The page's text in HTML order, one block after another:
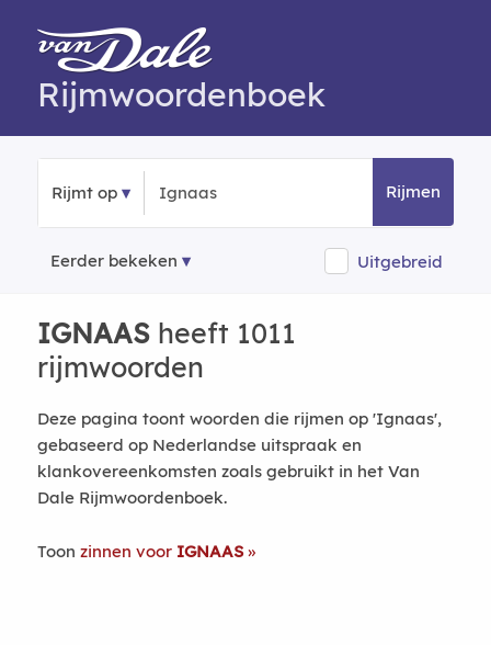
Rijmwoordenboek
Rijmt op Rijmen
Eerder bekeken Uitgebreid
IGNAASheeft 1011
rijmwoorden
Deze pagina toont woorden die rijmen op 'Ignaas',
gebaseerd op Nederlandse uitspraak en
klankovereenkomsten zoals gebruikt in het Van
Dale Rijmwoordenboek.
Toon zinnen voor IGNAAS